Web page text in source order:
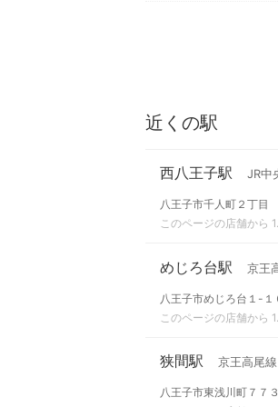
近くの駅
西八王子駅 JR中
八王子市千人町２丁目
このページの店舗から
めじろ台駅 京王
八王子市めじろ台１-１
このページの店舗から
狭間駅 京王高尾線
八王子市東浅川町７７３